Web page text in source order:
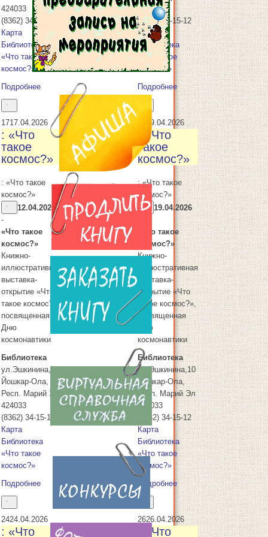
424033
(8362) 34-15-12
Карта
Библиотека
«Что такое
космос?»
Подробнее
424033
(8362) 34-15-12
Карта
Библиотека
«Что такое
космос?»
Подробнее
1717.04.2026
: «Что
такое
космос?»
: «Что такое
космос?»
12.04.2026
-
«Что такое
космос?»
Книжно-
иллюстративная
выставка-
открытие «Что
такое космос?»,
посвященная
Дню
космонавтики
Библиотека
ул.Эшкинина,10
Йошкар-Ола,
Респ. Марий Эл
424033
(8362) 34-15-12
Карта
Библиотека
«Что такое
космос?»
Подробнее
18 18.04.2026
19.04.2026
: «Что
такое
космос?»
: «Что такое
космос?»
19.04.2026
«Что такое
космос?»
Книжно-
иллюстративная
выставка-
открытие «Что
такое космос?»,
посвященная
Дню
космонавтики
Библиотека
ул.Эшкинина,10
Йошкар-Ола,
Респ. Марий Эл
424033
(8362) 34-15-12
Карта
Библиотека
«Что такое
космос?»
Подробнее
2424.04.2026
: «Что
2626.04.2026
: «Что